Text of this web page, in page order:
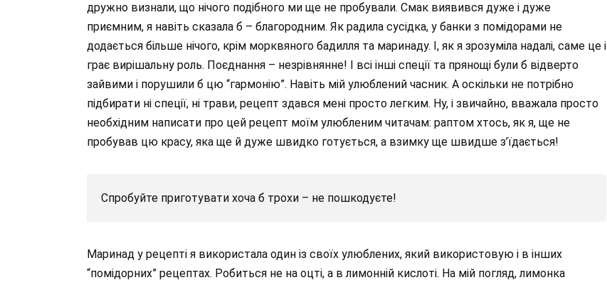
дружно визнали, що нічого подібного ми ще не пробували. Смак виявився дуже і дуже
приємним, я навіть сказала б – благородним. Як радила сусідка, у банки з помідорами не
додається більше нічого, крім морквяного бадилля та маринаду. І, як я зрозуміла надалі, саме це і
грає вирішальну роль. Поєднання – незрівнянне! І всі інші спеції та прянощі були б відверто
зайвими і порушили б цю “гармонію”. Навіть мій улюблений часник. А оскільки не потрібно
підбирати ні спеції, ні трави, рецепт здався мені просто легким. Ну, і звичайно, вважала просто
необхідним написати про цей рецепт моїм улюбленим читачам: раптом хтось, як я, ще не
пробував цю красу, яка ще й дуже швидко готується, а взимку ще швидше з’їдається!
Спробуйте приготувати хоча б трохи – не пошкодуєте!
Маринад у рецепті я використала один із своїх улюблених, який використовую і в інших
“помідорних” рецептах. Робиться не на оцті, а в лимонній кислоті. На мій погляд, лимонка